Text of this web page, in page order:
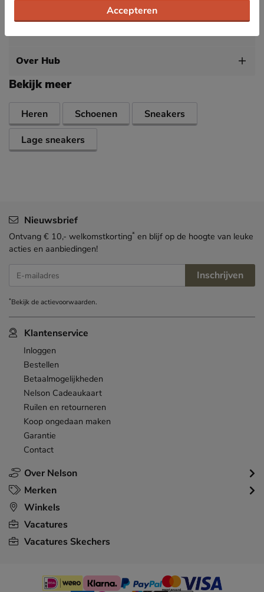
Over Hub
Bekijk meer
Heren Schoenen
Sneakers
Lage sneakers
Over Nelson
Klantenservice
Inloggen
Bestellen
Betaalmogelijkheden
Nelson Cadeaukaart
Ruilen en retourneren
Koop ongedaan maken
Garantie
Contact
Merken
Winkels
Vacatures
Vacatures Skechers
Nieuwsbrief
Ontvang € 10,- welkomstkorting* en blijf op de hoogte van leuke
acties en aanbiedingen!
E-mailadres Inschrijven
*Bekijk deactievoorwaarden.
Accepteren